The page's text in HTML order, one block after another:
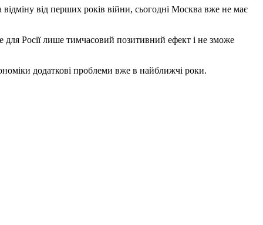
від перших років війни, сьогодні Москва вже не має
для Росії лише тимчасовий позитивний ефект і не зможе
додаткові проблеми вже в найближчі роки.